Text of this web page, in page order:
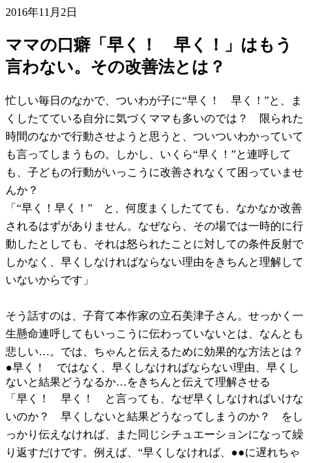
2016年11月2日
ママの口癖「早く！ 早く！」はもう
言わない。その改善法とは？
忙しい毎日のなかで、ついわが子に“早く！ 早く！”と、ま
くしたてている自分に気づくママも多いのでは？ 限られた
時間のなかで行動させようと思うと、ついついわかっていて
も言ってしまうもの。しかし、いくら“早く！”と連呼して
も、子どもの行動がいっこうに改善されなくて困っていませ
んか？
「“早く！早く！” と、何度まくしたてても、なかなか改善
されるはずがありません。なぜなら、その場では一時的に行
動したとしても、それは怒られたことに対しての条件反射で
しかなく、早くしなければならない理由をきちんと理解して
いないからです」
そう話すのは、子育て本作家の立石美津子さん。せっかく一
生懸命連呼してもいっこうに伝わっていないとは、なんとも
悲しい…。では、ちゃんと伝えるために効果的な方法とは？
●早く！ ではなく、早くしなければならない理由、早くし
ないと結果どうなるか…をきちんと伝えて理解させる
「早く！ 早く！ と言っても、なぜ早くしなければいけな
いのか？ 早くしないと結果どうなってしまうのか？ をし
っかり伝えなければ、また同じシチュエーションになって繰
り返すだけです。例えば、“早くしなければ、●●に遅れちゃ